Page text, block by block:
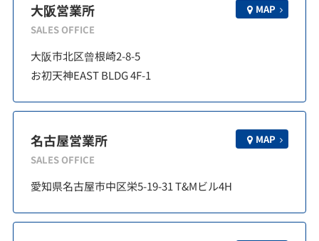
大阪営業所
SALES OFFICE
MAP
大阪市北区曾根崎2-8-5
お初天神EAST BLDG 4F-1
名古屋営業所
SALES OFFICE
MAP
愛知県名古屋市中区栄5-19-31 T&Mビル4H